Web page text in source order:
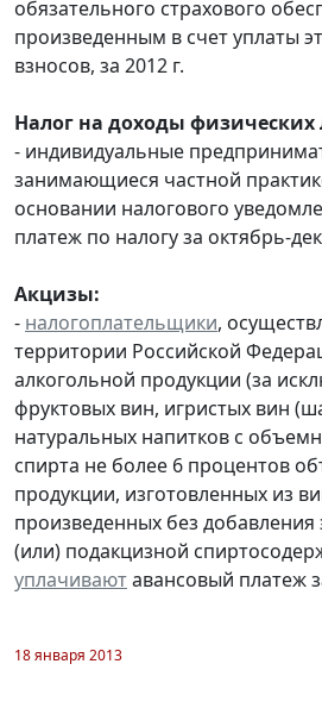
обязательного страхового
произведенным в счет уплаты
взносов, за 2012 г.
Налог на доходы физических
- индивидуальные
занимающиеся частной
основании налогового
платеж по налогу за октябрь-
Акцизы:
- налогоплательщики,
территории Российской
алкогольной продукции (за
фруктовых вин, игристых вин
натуральных напитков с
спирта не более 6 процентов
продукции, изготовленных из
произведенных без добавления
(или) подакцизной
уплачиваютавансовый платеж
18 января 2013